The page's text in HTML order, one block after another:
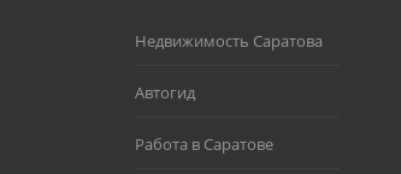
Недвижимость Саратова
Автогид
Работа в Саратове